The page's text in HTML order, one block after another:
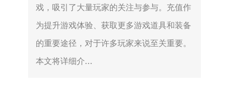
戏，吸引了大量玩家的关注与参与。充值作
为提升游戏体验、获取更多游戏道具和装备
的重要途径，对于许多玩家来说至关重要。
本文将详细介...